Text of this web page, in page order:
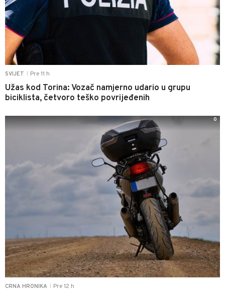
SVIJET Pre 11 h
Užas kod Torina: Vozač namjerno udario u grupu
biciklista, četvoro teško povrijeđenih
CRNA HRONIKA Pre 12 h
0